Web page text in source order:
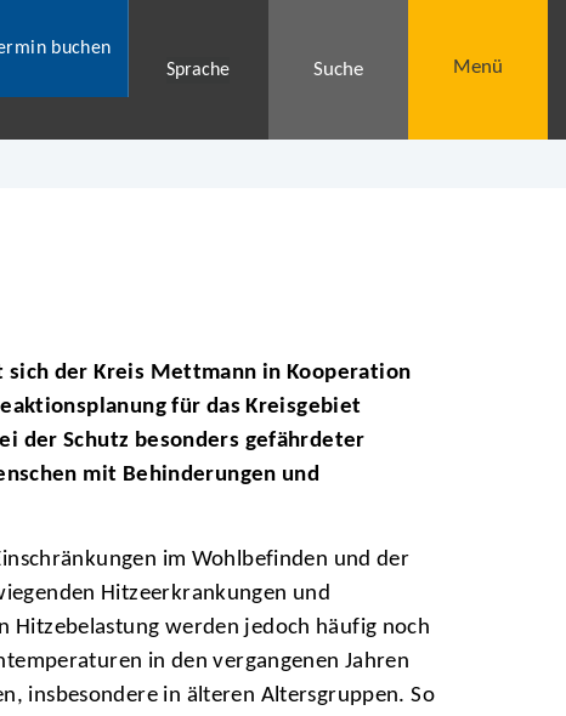
buchen
Sprache
Suche Menü
der Kreis Mettmann in Kooperation
für das Kreisgebiet
der Schutz besonders gefährdeter
mit Behinderungen und
im Wohlbefinden und der
Hitzeerkrankungen und
Hitzebelastung werden jedoch häufig noch
in den vergangenen Jahren
insbesondere in älteren Altersgruppen. So